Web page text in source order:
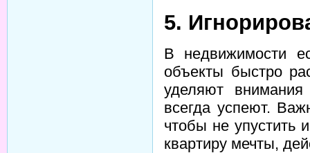
5.
В недвижимости
объекты быстро
уделяют
всегда успеют.
чтобы не упустить
квартиру мечты,